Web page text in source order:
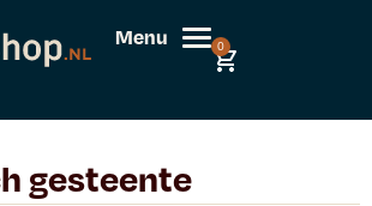
Menu 0
gesteente